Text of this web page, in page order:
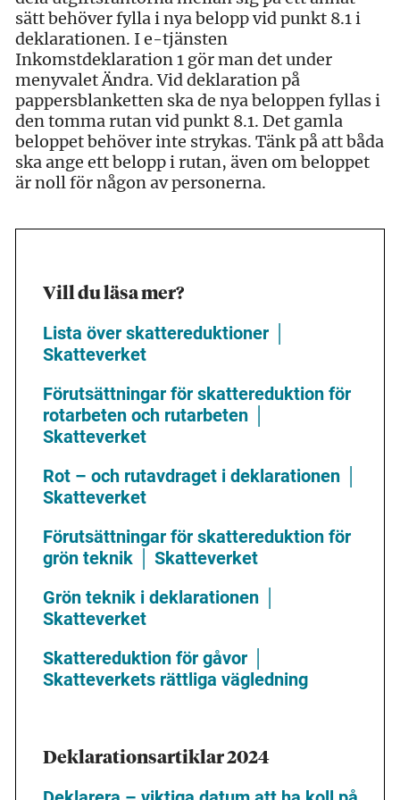
sätt behöver fylla i nya belopp vid punkt 8.1 i
deklarationen. I e-tjänsten
Inkomstdeklaration 1 gör man det under
menyvalet Ändra. Vid deklaration på
pappersblanketten ska de nya beloppen fyllas i
den tomma rutan vid punkt 8.1. Det gamla
beloppet behöver inte strykas. Tänk på att båda
ska ange ett belopp i rutan, även om beloppet
är noll för någon av personerna.
Vill du läsa mer?
Lista över skattereduktioner │
Skatteverket
Förutsättningar för skattereduktion för
rotarbeten och rutarbeten │
Skatteverket
Rot – och rutavdraget i deklarationen │
Skatteverket
Förutsättningar för skattereduktion för
grön teknik │ Skatteverket
Grön teknik i deklarationen │
Skatteverket
Skattereduktion för gåvor │
Skatteverkets rättliga vägledning
Deklarationsartiklar 2024